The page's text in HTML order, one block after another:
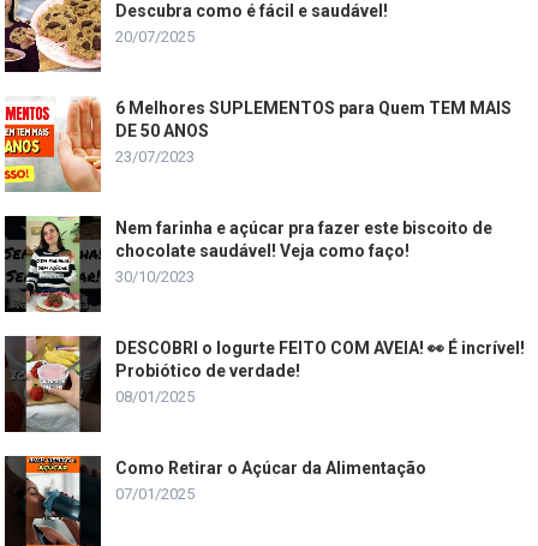
Descubra como é fácil e saudável!
20/07/2025
6 Melhores SUPLEMENTOS para Quem TEM MAIS
DE 50 ANOS
23/07/2023
Nem farinha e açúcar pra fazer este biscoito de
chocolate saudável! Veja como faço!
30/10/2023
DESCOBRI o Iogurte FEITO COM AVEIA! 👀 É incrível!
Probiótico de verdade!
08/01/2025
Como Retirar o Açúcar da Alimentação
07/01/2025